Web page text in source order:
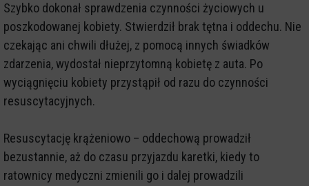
Szybko dokonał sprawdzenia czynności życiowych u
poszkodowanej kobiety. Stwierdził brak tętna i oddechu. Nie
czekając ani chwili dłużej, z pomocą innych świadków
zdarzenia, wydostał nieprzytomną kobietę z auta. Po
wyciągnięciu kobiety przystąpił od razu do czynności
resuscytacyjnych.
Resuscytację krążeniowo – oddechową prowadził
bezustannie, aż do czasu przyjazdu karetki, kiedy to
ratownicy medyczni zmienili go i dalej prowadzili